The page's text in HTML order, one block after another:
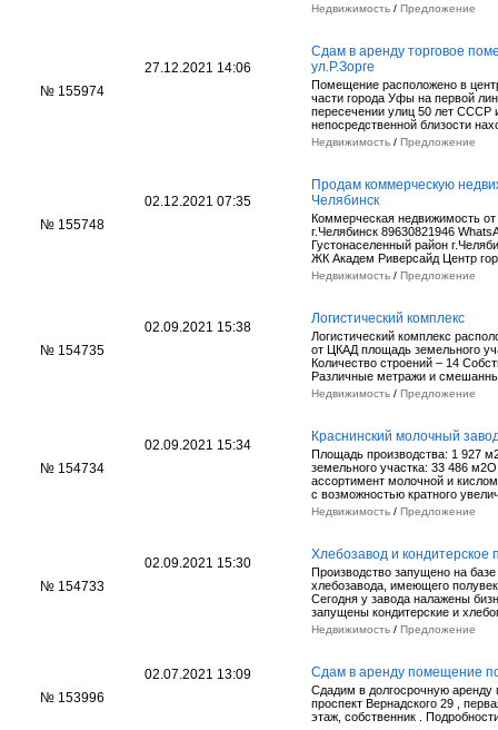
Недвижимость / Предложение
№ 155974
27.12.2021 14:06
Сдам в аренду торговое
ул.Р.Зорге
Помещение расположено в
части города Уфы на первой
пересечении улиц 50 лет СССР
непосредственной близости
Недвижимость / Предложение
№ 155748
02.12.2021 07:35
Продам коммерческую
Челябинск
Коммерческая недвижимость от
г.Челябинск 89630821946
Густонаселенный район
ЖК Академ Риверсайд Центр
Недвижимость / Предложение
№ 154735
02.09.2021 15:38
Логистический комплекс
Логистический комплекс
от ЦКАД площадь земельного
Количество строений – 14
Различные метражи и
Недвижимость / Предложение
№ 154734
02.09.2021 15:34
Краснинский молочный
Площадь производства: 1 927
земельного участка: 33 486
ассортимент молочной и
с возможностью кратного
Недвижимость / Предложение
№ 154733
02.09.2021 15:30
Хлебозавод и кондитерское
Производство запущено на
хлебозавода, имеющего
Сегодня у завода налажены
запущены кондитерские и
Недвижимость / Предложение
№ 153996
02.07.2021 13:09 Сдам в аренду помещение
Сдадим в долгосрочную
проспект Вернадского 29 ,
этаж, собственник .